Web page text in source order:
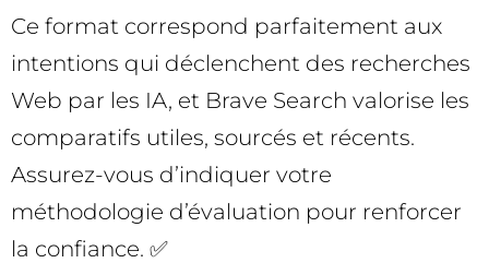
Ce format correspond parfaitement aux
intentions qui déclenchent des recherches
Web par les IA, et Brave Search valorise les
comparatifs utiles, sourcés et récents.
Assurez-vous d’indiquer votre
méthodologie d’évaluation pour renforcer
la confiance. ✅